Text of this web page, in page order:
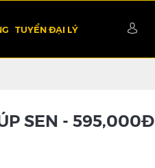
TUYỂN ĐẠI LÝ
SEN - 595,000Đ